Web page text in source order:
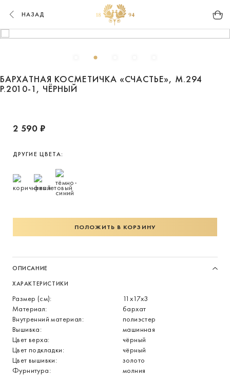
НАЗАД
БАРХАТНАЯ КОСМЕТИЧКА «СЧАСТЬЕ», М.294
Р.2010-1, ЧЁРНЫЙ
2 590 ₽
ДРУГИЕ ЦВЕТА:
ПОЛОЖИТЬ В КОРЗИНУ
ОПИСАНИЕ
ХАРАКТЕРИСТИКИ
Размер (см):
11х17х3
Материал:
бархат
Внутренний материал:
полиэстер
Вышивка:
машинная
Цвет верха:
чёрный
Цвет подкладки:
чёрный
Цвет вышивки:
золото
Фурнитура:
молния